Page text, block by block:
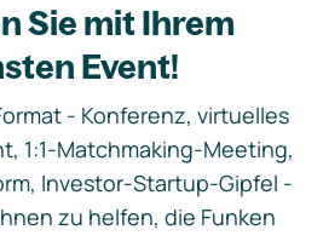
Sie mit Ihrem
Event!
- Konferenz, virtuelles
1:1-Matchmaking-Meeting,
Investor-Startup-Gipfel -
zu helfen, die Funken